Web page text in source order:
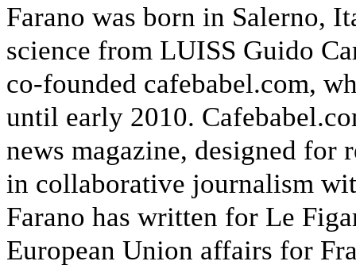
Farano was born in Salerno,
science from LUISS Guido
co-founded cafebabel.com,
until early 2010.
news magazine, designed for
in collaborative journalism
Farano has written for Le
European Union affairs for